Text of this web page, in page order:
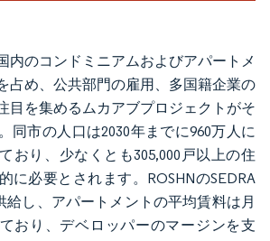
内のコンドミニアムおよびアパートメ
占め、公共部門の雇用、多国籍企業の
目を集めるムカアブプロジェクトがそ
同市の人口は2030年までに960万人に
おり、少なくとも305,000戸以上の住
に必要とされます。ROSHNのSEDRA
給し、アパートメントの平均賃料は月
ており、デベロッパーのマージンを支